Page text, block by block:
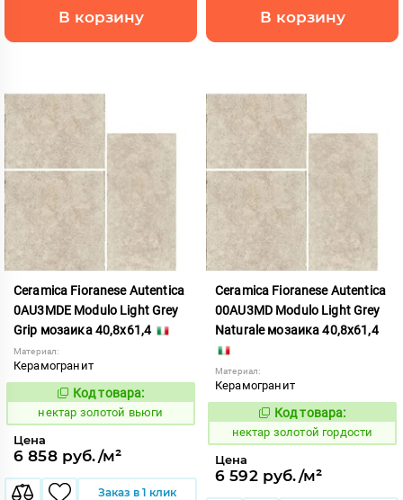
В корзину В корзину
Ceramica Fioranese Autentica
0AU3MDE Modulo Light Grey
Grip мозаика 40,8x61,4
Материал:
Керамогранит
1129139
Код товара:
нектар золотой вьюги
Цена
6 858 руб./м²
Заказ в 1 клик
Ceramica Fioranese Autentica
00AU3MD Modulo Light Grey
Naturale мозаика 40,8x61,4
Материал:
Керамогранит
1129143
Код товара:
нектар золотой гордости
Цена
6 592 руб./м²